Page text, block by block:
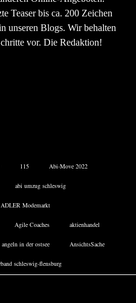
Teaser bis ca. 200 Zeichen
unseren Blogs. Wir behalten
vor. Die Redaktion!
115 Abi-Move 2022
abi umzug schleswig
ADLER Modemarkt
Agile Coaches aktienhandel
angeln in der ostsee AnsichtsSache
schleswig-flensburg